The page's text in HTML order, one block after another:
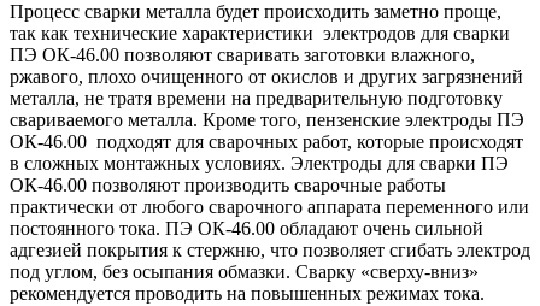
Процесс сварки металла будет происходить заметно проще,
так как технические характеристики электродов для сварки
ПЭ ОК-46.00 позволяют сваривать заготовки влажного,
ржавого, плохо очищенного от окислов и других загрязнений
металла, не тратя времени на предварительную подготовку
свариваемого металла. Кроме того, пензенские электроды ПЭ
ОК-46.00 подходят для сварочных работ, которые происходят
в сложных монтажных условиях. Электроды для сварки ПЭ
ОК-46.00 позволяют производить сварочные работы
практически от любого сварочного аппарата переменного или
постоянного тока. ПЭ ОК-46.00 обладают очень сильной
адгезией покрытия к стержню, что позволяет сгибать электрод
под углом, без осыпания обмазки. Сварку «сверху-вниз»
рекомендуется проводить на повышенных режимах тока.